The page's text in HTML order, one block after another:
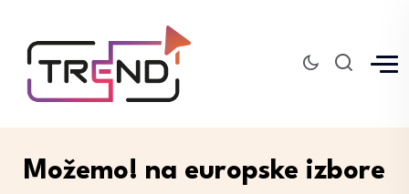
Možemo! na europske izbore